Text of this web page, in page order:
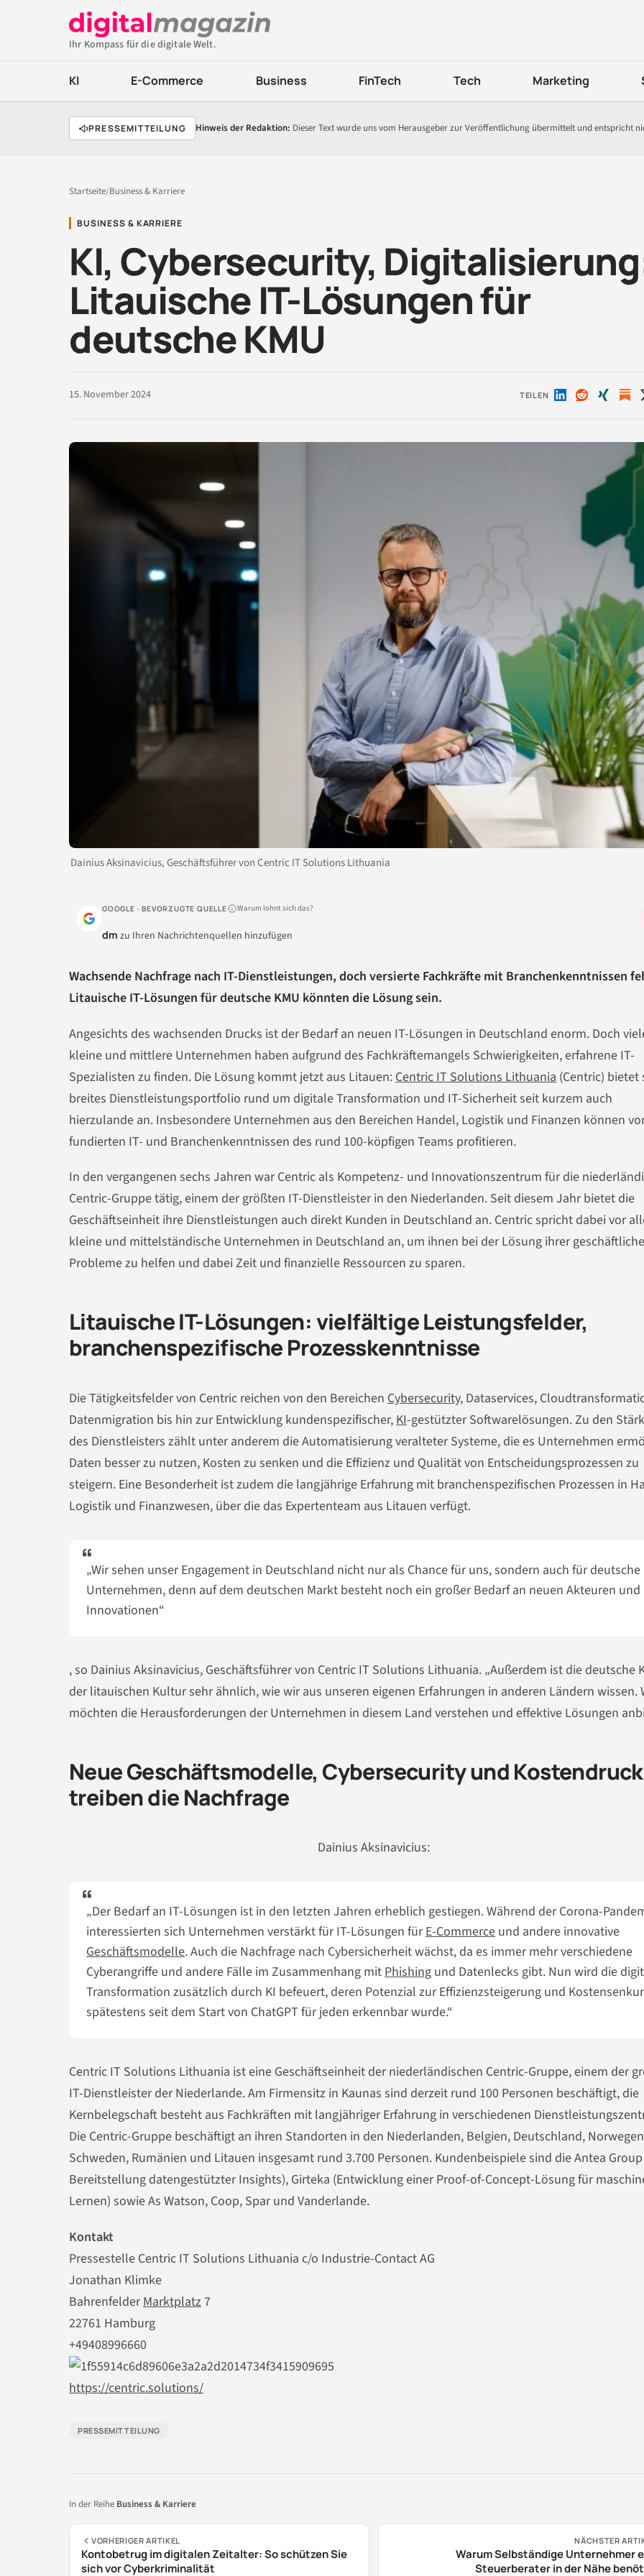
Ihr Kompass für die digitale Welt.
KI E-Commerce Business FinTech Tech Marketing
PRESSEMITTEILUNG Hinweis der Redaktion: Dieser Text wurde uns vom Herausgeber zur Veröffentlichung übermittelt und entspricht
Startseite/Business & Karriere
BUSINESS & KARRIERE
KI, Cybersecurity,
Litauische IT-Lösungen für
deutsche KMU
15. November 2024 TEILEN Auf Auf Auf
Dainius Aksinavicius, Geschäftsführer von Centric IT Solutions Lithuania
GOOGLE · BEVORZUGTE QUELLE Warum lohnt sich das?
dm zu Ihren Nachrichtenquellen hinzufügen
Wachsende Nachfrage nach IT-Dienstleistungen, doch versierte Fachkräfte mit Branchenkenntnissen
Litauische IT-Lösungen für deutsche KMU könnten die Lösung sein.
Angesichts des wachsenden Drucks ist der Bedarf an neuen IT-Lösungen in Deutschland enorm. Doch
kleine und mittlere Unternehmen haben aufgrund des Fachkräftemangels Schwierigkeiten, erfahrene IT-
Spezialisten zu finden. Die Lösung kommt jetzt aus Litauen: Centric IT Solutions Lithuania (Centric) bietet
breites Dienstleistungsportfolio rund um digitale Transformation und IT-Sicherheit seit kurzem auch
hierzulande an. Insbesondere Unternehmen aus den Bereichen Handel, Logistik und Finanzen können
fundierten IT- und Branchenkenntnissen des rund 100-köpfigen Teams profitieren.
In den vergangenen sechs Jahren war Centric als Kompetenz- und Innovationszentrum für die
Centric-Gruppe tätig, einem der größten IT-Dienstleister in den Niederlanden. Seit diesem Jahr bietet die
Geschäftseinheit ihre Dienstleistungen auch direkt Kunden in Deutschland an. Centric spricht dabei vor
kleine und mittelständische Unternehmen in Deutschland an, um ihnen bei der Lösung ihrer
Probleme zu helfen und dabei Zeit und finanzielle Ressourcen zu sparen.
Litauische IT-Lösungen: vielfältige Leistungsfelder,
branchenspezifische Prozesskenntnisse
Die Tätigkeitsfelder von Centric reichen von den Bereichen Cybersecurity, Dataservices,
Datenmigration bis hin zur Entwicklung kundenspezifischer, KI-gestützter Softwarelösungen. Zu den
des Dienstleisters zählt unter anderem die Automatisierung veralteter Systeme, die es Unternehmen
Daten besser zu nutzen, Kosten zu senken und die Effizienz und Qualität von Entscheidungsprozessen zu
steigern. Eine Besonderheit ist zudem die langjährige Erfahrung mit branchenspezifischen Prozessen in
Logistik und Finanzwesen, über die das Expertenteam aus Litauen verfügt.
„Wir sehen unser Engagement in Deutschland nicht nur als Chance für uns, sondern auch für deutsche
Unternehmen, denn auf dem deutschen Markt besteht noch ein großer Bedarf an neuen Akteuren und
Innovationen“
, so Dainius Aksinavicius, Geschäftsführer von Centric IT Solutions Lithuania. „Außerdem ist die deutsche
der litauischen Kultur sehr ähnlich, wie wir aus unseren eigenen Erfahrungen in anderen Ländern wissen.
möchten die Herausforderungen der Unternehmen in diesem Land verstehen und effektive Lösungen
Neue Geschäftsmodelle, Cybersecurity und Kostendruck
treiben die Nachfrage
Dainius Aksinavicius:
„Der Bedarf an IT-Lösungen ist in den letzten Jahren erheblich gestiegen. Während der Corona-
interessierten sich Unternehmen verstärkt für IT-Lösungen fürE-Commerce und andere innovative
Geschäftsmodelle. Auch die Nachfrage nach Cybersicherheit wächst, da es immer mehr verschiedene
Cyberangriffe und andere Fälle im Zusammenhang mitPhishing und Datenlecks gibt. Nun wird die
Transformation zusätzlich durch KI befeuert, deren Potenzial zur Effizienzsteigerung und
spätestens seit dem Start von ChatGPT für jeden erkennbar wurde.“
Centric IT Solutions Lithuania ist eine Geschäftseinheit der niederländischen Centric-Gruppe, einem der
IT-Dienstleister der Niederlande. Am Firmensitz in Kaunas sind derzeit rund 100 Personen beschäftigt, die
Kernbelegschaft besteht aus Fachkräften mit langjähriger Erfahrung in verschiedenen
Die Centric-Gruppe beschäftigt an ihren Standorten in den Niederlanden, Belgien, Deutschland,
Schweden, Rumänien und Litauen insgesamt rund 3.700 Personen. Kundenbeispiele sind die Antea
Bereitstellung datengestützter Insights), Girteka (Entwicklung einer Proof-of-Concept-Lösung für
Lernen) sowie As Watson, Coop, Spar und Vanderlande.
Kontakt
Pressestelle Centric IT Solutions Lithuania c/o Industrie-Contact AG
Jonathan Klimke
BahrenfelderMarktplatz7
22761 Hamburg
+49408996660
https://centric.solutions/
PRESSEMITTEILUNG
In der Reihe Business & Karriere
VORHERIGER ARTIKEL
Kontobetrug im digitalen Zeitalter: So schützen Sie
sich vor Cyberkriminalität
NÄCHSTER
Warum Selbständige Unternehmer
Steuerberater in der Nähe